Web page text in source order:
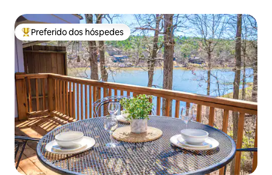
Entre os melhores preferidos dos hóspedes
Preferido dos hóspedes